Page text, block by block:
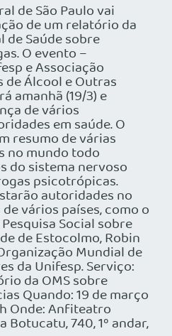
de São Paulo vai
de um relatório da
de Saúde sobre
O evento –
e Associação
de Álcool e Outras
amanhã (19/3) e
de vários
em saúde. O
resumo de várias
no mundo todo
do sistema nervoso
psicotrópicas.
autoridades no
vários países, como o
Social sobre
de Estocolmo, Robin
Mundial de
da Unifesp. Serviço:
da OMS sobre
Quando: 19 de março
Onde: Anfiteatro
Botucatu, 740, 1º andar,